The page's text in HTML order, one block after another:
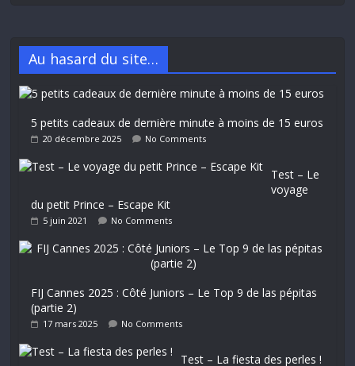
Au hasard du site…
5 petits cadeaux de dernière minute à moins de 15 euros
20 décembre 2025 No Comments
Test – Le
voyage
du petit Prince – Escape Kit
5 juin 2021 No Comments
FIJ Cannes 2025 : Côté Juniors – Le Top 9 de las pépitas
(partie 2)
17 mars 2025 No Comments
Test – La fiesta des perles !